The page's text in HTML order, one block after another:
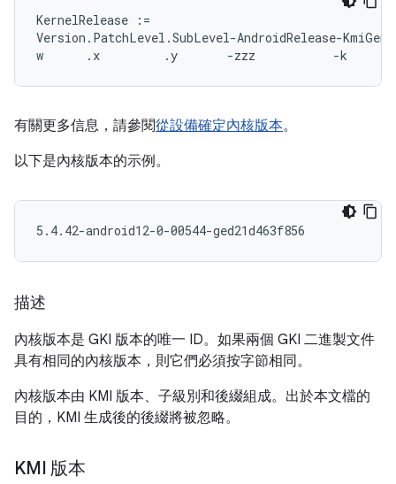
KernelRelease :=
Version.PatchLevel.SubLevel-AndroidRelease-
有關更多信息，請參閱從設備確定內核版本。
以下是內核版本的示例。
描述
內核版本是 GKI 版本的唯一 ID。如果兩個 GKI 二進製文件
具有相同的內核版本，則它們必須按字節相同。
內核版本由 KMI 版本、子級別和後綴組成。出於本文檔的
目的，KMI 生成後的後綴將被忽略。
KMI 版本